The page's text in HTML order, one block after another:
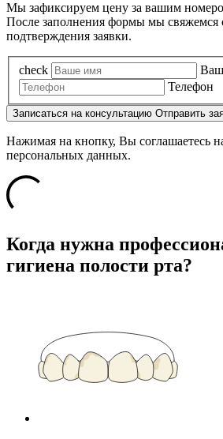
Мы зафиксируем цену за вашим
После заполнения формы мы свяжемся
подтверждения заявки.
check
Телефон
Записаться на консультацию Отправить
Нажимая на кнопку, Вы соглашаетесь
персональных данных.
Когда нужна
гигиена полости рта?